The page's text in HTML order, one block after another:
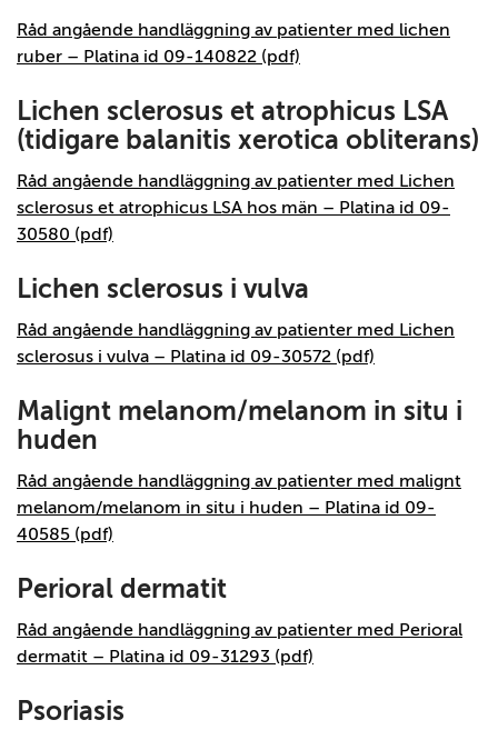
Råd angående handläggning av patienter med lichen
ruber – Platina id 09-140822 (pdf)
Lichen sclerosus et atrophicus LSA
(tidigare balanitis xerotica obliterans)
Råd angående handläggning av patienter med Lichen
sclerosus et atrophicus LSA hos män – Platina id 09-
30580 (pdf)
Lichen sclerosus i vulva
Råd angående handläggning av patienter med Lichen
sclerosus i vulva – Platina id 09-30572 (pdf)
Malignt melanom/melanom in situ i
huden
Råd angående handläggning av patienter med malignt
melanom/melanom in situ i huden – Platina id 09-
40585 (pdf)
Perioral dermatit
Råd angående handläggning av patienter med Perioral
dermatit – Platina id 09-31293 (pdf)
Psoriasis